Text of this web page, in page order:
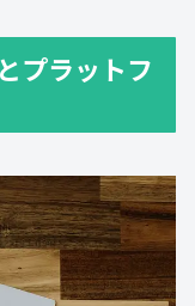
プラットフ